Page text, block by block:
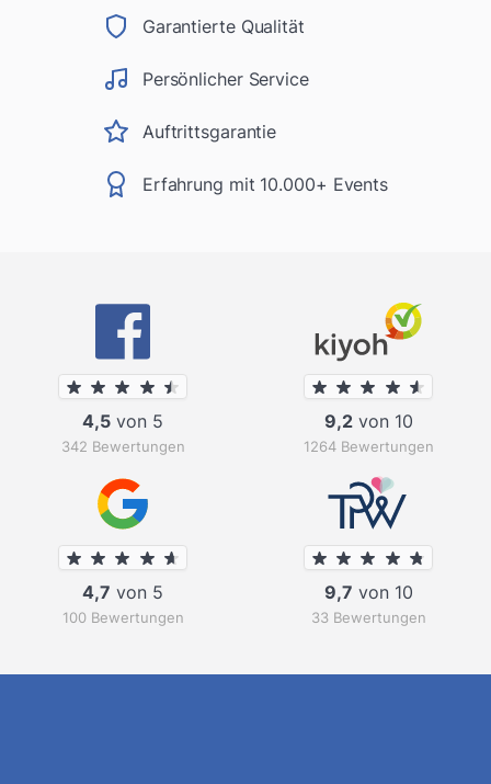
Garantierte Qualität
Persönlicher Service
Auftrittsgarantie
Erfahrung mit 10.000+ Events
4,5 von 5
342 Bewertungen
9,2von 10
1264 Bewertungen
4,7 von 5
100 Bewertungen
9,7 von 10
33 Bewertungen